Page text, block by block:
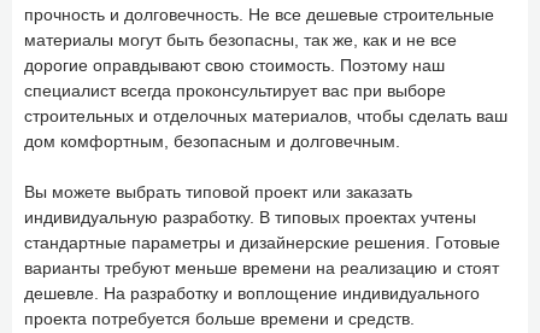
прочность и долговечность. Не все дешевые строительные
материалы могут быть безопасны, так же, как и не все
дорогие оправдывают свою стоимость. Поэтому наш
специалист всегда проконсультирует вас при выборе
строительных и отделочных материалов, чтобы сделать ваш
дом комфортным, безопасным и долговечным.
Вы можете выбрать типовой проект или заказать
индивидуальную разработку. В типовых проектах учтены
стандартные параметры и дизайнерские решения. Готовые
варианты требуют меньше времени на реализацию и стоят
дешевле. На разработку и воплощение индивидуального
проекта потребуется больше времени и средств.